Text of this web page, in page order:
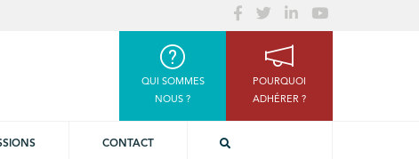
QUI SOMMES
NOUS ?
POURQUOI
ADHÉRER ?
CONTACT